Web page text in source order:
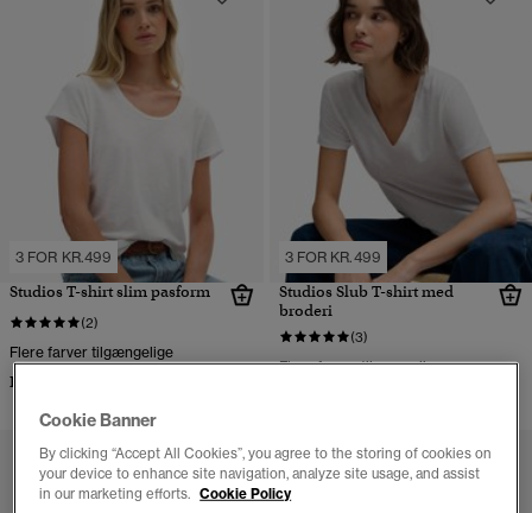
3 FOR KR.499
Studios T-shirt slim pasform
(2)
Flere farver tilgængelige
DKK 199,00
3 FOR KR.499
Studios Slub T-shirt med
broderi
(3)
Flere farver tilgængelige
Cookie Banner
By clicking “Accept All Cookies”, you agree to the storing of cookies on
your device to enhance site navigation, analyze site usage, and assist
in our marketing efforts. Cookie Policy